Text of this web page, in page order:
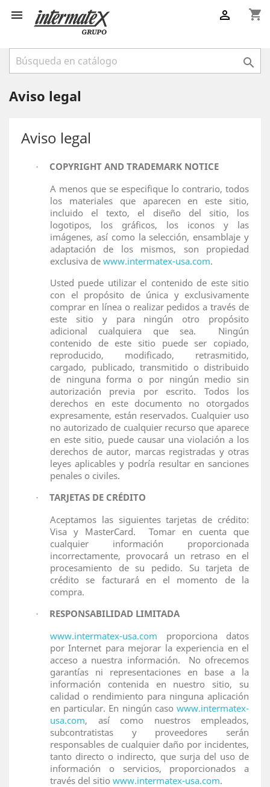
 shopping_cart


Aviso legal
Aviso legal
·
COPYRIGHT AND TRADEMARK NOTICE
A menos que se especifique lo contrario, todos
los materiales que aparecen en este sitio,
incluido el texto, el diseño del sitio, los
logotipos, los gráficos, los iconos y las
imágenes, así como la selección, ensamblaje y
adaptación de los mismos, son propiedad
exclusiva de www.intermatex-usa.com.
Usted puede utilizar el contenido de este sitio
con el propósito de única y exclusivamente
comprar en línea o realizar pedidos a través de
este sitio y para ningún otro propósito
adicional cualquiera que sea.
Ningún
contenido de este sitio puede ser copiado,
reproducido, modificado, retrasmitido,
cargado, publicado, transmitido o distribuido
de ninguna forma o por ningún medio sin
autorización previa por escrito. Todos los
derechos en este documento no otorgados
expresamente, están reservados. Cualquier uso
no autorizado de cualquier recurso que aparece
en este sitio, puede causar una violación a los
derechos de autor, marcas registradas y otras
leyes aplicables y podría resultar en sanciones
penales o civiles.
·
TARJETAS DE CRÉDITO
Aceptamos las siguientes tarjetas de crédito:
Visa y MasterCard.
Tomar en cuenta que
cualquier información proporcionada
incorrectamente, provocará un retraso en el
procesamiento de su pedido. Su tarjeta de
crédito se facturará en el momento de la
compra.
·
RESPONSABILIDAD LIMITADA
www.intermatex-usa.com
proporciona datos
por Internet para mejorar la experiencia en el
acceso a nuestra información.
No ofrecemos
garantías ni representaciones en base a la
información contenida en nuestro sitio, su
calidad o rendimiento para ninguna aplicación
en particular. En ningún caso www.intermatex-
usa.com, así como nuestros empleados,
subcontratistas y proveedores serán
responsables de cualquier daño por incidentes,
tanto directo o indirecto, que surja del uso de
información o servicios, proporcionados a
través del sitio www.intermatex-usa.com.